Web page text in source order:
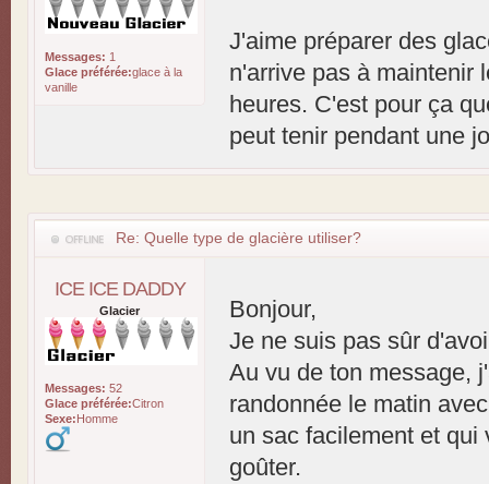
Messages: 1
Glace préférée:glace à la
vanille
J'aime préparer des
n'arrive pas à maintenir
heures. C'est pour ça
peut tenir pendant une
Re: Quelle type de glacière utiliser?
ICE ICE DADDY
Glacier
Messages: 52
Glace préférée:Citron
Sexe:Homme
Bonjour,
Je ne suis pas sûr
Au vu de ton message,
randonnée le matin
un sac facilement et
goûter.